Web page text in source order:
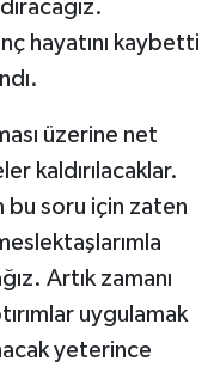
hayatını kaybetti
üzerine net
kaldırılacaklar.
bu soru için zaten
Artık zamanı
uygulamak
yeterince